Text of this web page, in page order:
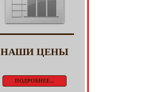
НАШИ ЦЕНЫ
ПОДРОБНЕЕ...